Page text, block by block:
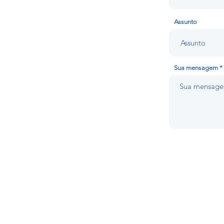
Assunto
Sua mensagem